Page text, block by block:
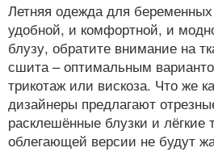
Летняя одежда для
удобной, и комфортной, и
блузу, обратите внимание на
сшита – оптимальным
трикотаж или вискоза. Что же
дизайнеры предлагают
расклешённые блузки и лёгкие
облегающей версии не будут